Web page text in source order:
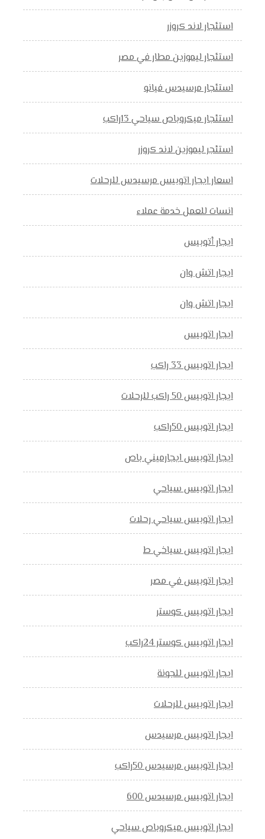
استئجار لاند كروزر
استئجار ليموزين مطار في مصر
استئجار مرسيدس فيانو
استئجار ميكروباص سياحي 13راكب
استئجر ليموزين لاند كروزر
اسعار ايجار اتوبيس مرسيدس للرحلات
انسات للعمل خدمة عملاء
ايجار أتوبيس
ايجار اتش وان
ايجار اتش وان
ايجار اتوبيس
ايجار اتوبيس 33 راكب
ايجار اتوبيس 50 راكب للرحلات
ايجار اتوبيس 50راكب
ايجار اتوبيس ايجارميني باص
ايجار اتوبيس سياحي
ايجار اتوبيس سياحي رحلات
ايجار اتوبيس سياخي ط
ايجار اتوبيس في مصر
ايجار اتوبيس كوستر
ايجار اتوبيس كوستر 24راكب
ايجار اتوبيس للجونة
ايجار اتوبيس للرحلات
ايجار اتوبيس مرسيدس
ايجار اتوبيس مرسيدس 50راكب
ايجار اتوبيس مرسيدس 600
ايجار اتوبيس ميكروباص سياحي